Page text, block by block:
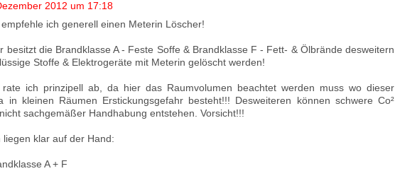
2012 um 17:18
empfehle ich generell einen Meterin Löscher!
besitzt die Brandklasse A - Feste Soffe & Brandklasse F - Fett- & Ölbrände desweitern
Stoffe & Elektrogeräte mit Meterin gelöscht werden!
rate ich prinzipell ab, da hier das Raumvolumen beachtet werden muss wo dieser
in kleinen Räumen Erstickungsgefahr besteht!!! Desweiteren können schwere Co²
sachgemäßer Handhabung entstehen. Vorsicht!!!
klar auf der Hand:
A + F